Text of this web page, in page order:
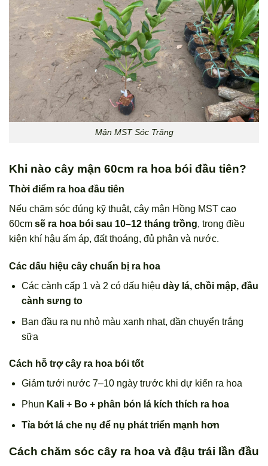
Mận MST Sóc Trăng
Khi nào cây mận 60cm ra hoa bói đầu tiên?
Thời điểm ra hoa đầu tiên
Nếu chăm sóc đúng kỹ thuật, cây mận Hồng MST cao
60cm sẽ ra hoa bói sau 10–12 tháng trồng, trong điều
kiện khí hậu ấm áp, đất thoáng, đủ phân và nước.
Các dấu hiệu cây chuẩn bị ra hoa
Các cành cấp 1 và 2 có dấu hiệu dày lá, chồi mập, đầu
cành sưng to
Ban đầu ra nụ nhỏ màu xanh nhạt, dần chuyển trắng
sữa
Cách hỗ trợ cây ra hoa bói tốt
Giảm tưới nước 7–10 ngày trước khi dự kiến ra hoa
Phun Kali + Bo + phân bón lá kích thích ra hoa
Tỉa bớt lá che nụ để nụ phát triển mạnh hơn
Cách chăm sóc cây ra hoa và đậu trái lần đầu